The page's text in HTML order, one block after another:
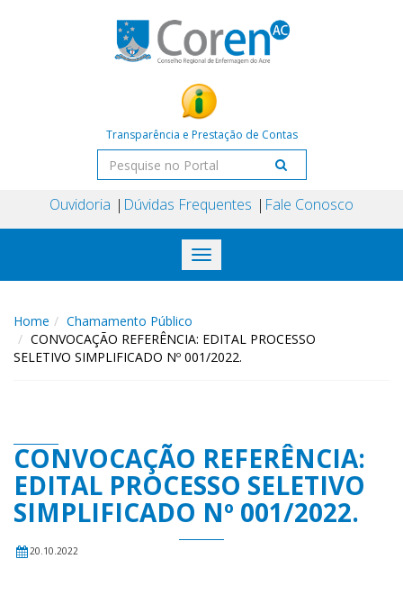
Transparência e Prestação de Contas
Ouvidoria Dúvidas Frequentes Fale Conosco
Toggle
navigation
Home
Chamamento Público
CONVOCAÇÃO REFERÊNCIA: EDITAL PROCESSO
SELETIVO SIMPLIFICADO Nº 001/2022.
CONVOCAÇÃO REFERÊNCIA:
EDITAL PROCESSO SELETIVO
SIMPLIFICADO Nº 001/2022.
20.10.2022